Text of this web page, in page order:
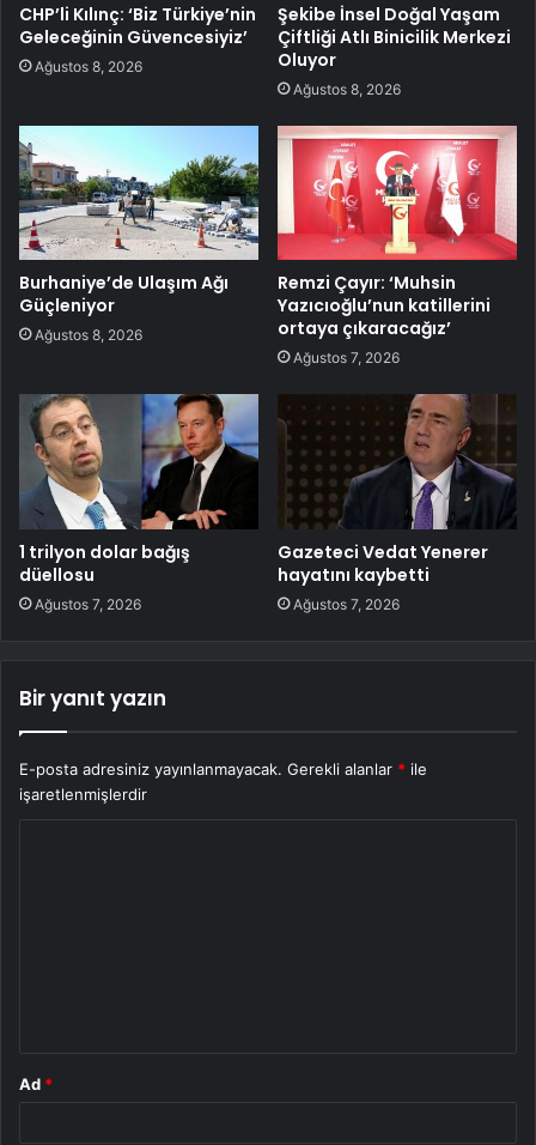
CHP’li Kılınç: ‘Biz Türkiye’nin
Geleceğinin Güvencesiyiz’
Ağustos 8, 2026
Şekibe İnsel Doğal Yaşam
Çiftliği Atlı Binicilik Merkezi
Oluyor
Ağustos 8, 2026
Burhaniye’de Ulaşım Ağı
Güçleniyor
Ağustos 8, 2026
Remzi Çayır: ‘Muhsin
Yazıcıoğlu’nun katillerini
ortaya çıkaracağız’
Ağustos 7, 2026
1 trilyon dolar bağış
düellosu
Ağustos 7, 2026
Gazeteci Vedat Yenerer
hayatını kaybetti
Ağustos 7, 2026
Bir yanıt yazın
E-posta adresiniz yayınlanmayacak. Gerekli alanlar * ile
işaretlenmişlerdir
Ad *